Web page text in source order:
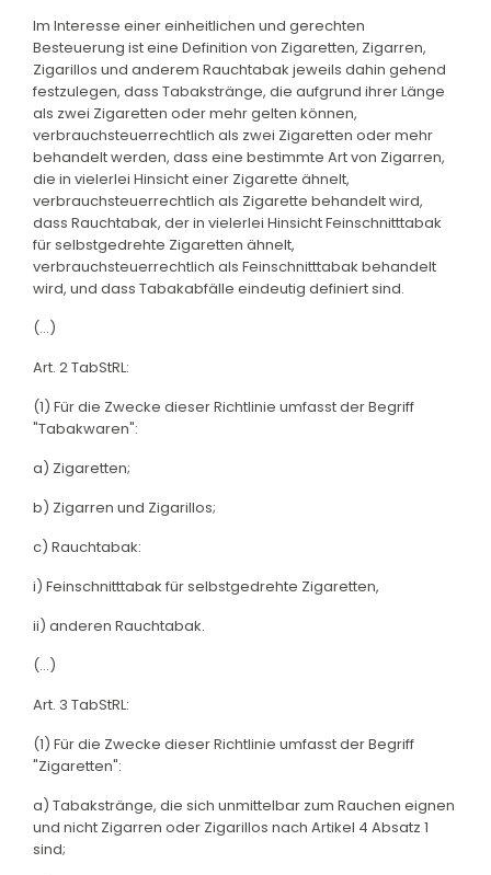
Im Interesse einer einheitlichen und gerechten
Besteuerung ist eine Definition von Zigaretten, Zigarren,
Zigarillos und anderem Rauchtabak jeweils dahin gehend
festzulegen, dass Tabakstränge, die aufgrund ihrer Länge
als zwei Zigaretten oder mehr gelten können,
verbrauchsteuerrechtlich als zwei Zigaretten oder mehr
behandelt werden, dass eine bestimmte Art von Zigarren,
die in vielerlei Hinsicht einer Zigarette ähnelt,
verbrauchsteuerrechtlich als Zigarette behandelt wird,
dass Rauchtabak, der in vielerlei Hinsicht Feinschnitttabak
für selbstgedrehte Zigaretten ähnelt,
verbrauchsteuerrechtlich als Feinschnitttabak behandelt
wird, und dass Tabakabfälle eindeutig definiert sind.
(...)
Art. 2 TabStRL:
(1) Für die Zwecke dieser Richtlinie umfasst der Begriff
"Tabakwaren":
a) Zigaretten;
b) Zigarren und Zigarillos;
c) Rauchtabak:
i) Feinschnitttabak für selbstgedrehte Zigaretten,
ii) anderen Rauchtabak.
(...)
Art. 3 TabStRL:
(1) Für die Zwecke dieser Richtlinie umfasst der Begriff
"Zigaretten":
a) Tabakstränge, die sich unmittelbar zum Rauchen eignen
und nicht Zigarren oder Zigarillos nach Artikel 4 Absatz 1
sind;